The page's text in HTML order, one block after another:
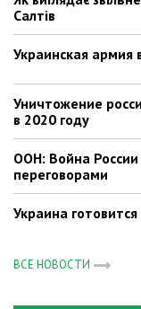
Салтів
Украинская армия
Уничтожение
в 2020 году
ООН: Война
переговорами
Украина
ВСЕ НОВОСТИ